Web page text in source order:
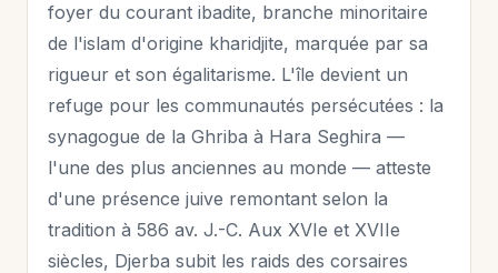
foyer du courant ibadite, branche minoritaire
de l'islam d'origine kharidjite, marquée par sa
rigueur et son égalitarisme. L'île devient un
refuge pour les communautés persécutées : la
synagogue de la Ghriba à Hara Seghira —
l'une des plus anciennes au monde — atteste
d'une présence juive remontant selon la
tradition à 586 av. J.-C. Aux XVIe et XVIIe
siècles, Djerba subit les raids des corsaires